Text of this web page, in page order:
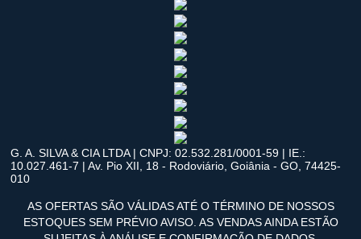
G. A. SILVA & CIA LTDA | CNPJ: 02.532.281/0001-59 | IE.:
10.027.461-7 | Av. Pio XII, 18 - Rodoviário, Goiânia - GO, 74425-
010
AS OFERTAS SÃO VÁLIDAS ATÉ O TÉRMINO DE NOSSOS
ESTOQUES SEM PRÉVIO AVISO. AS VENDAS AINDA ESTÃO